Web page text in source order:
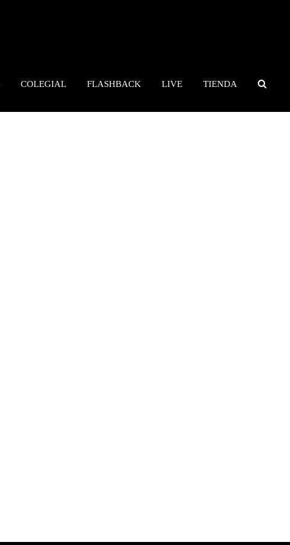
COLEGIAL FLASHBACK LIVE TIENDA